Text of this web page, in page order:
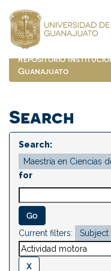
navigation
Repositorio
Guanajuato
Search
Search:
for
Current filters: